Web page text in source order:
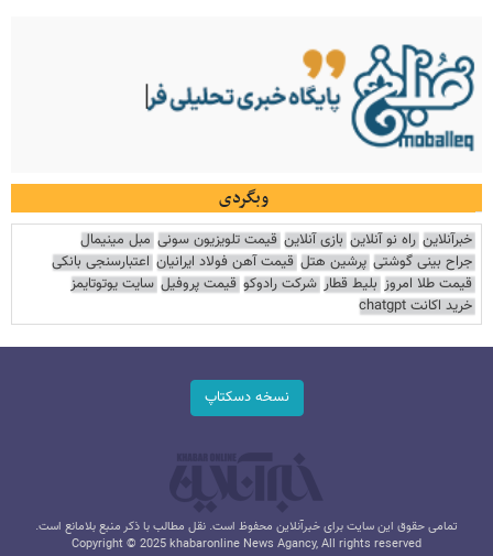
وبگردی
خبرآنلاین راه نو آنلاین بازی آنلاین قیمت تلویزیون سونی مبل مینیمال
جراح بینی گوشتی پرشین هتل قیمت آهن فولاد ایرانیان اعتبارسنجی بانکی
قیمت طلا امروز بلیط قطار شرکت رادوکو قیمت پروفیل سایت یوتوتایمز
خرید اکانت chatgpt
نسخه دسکتاپ
تمامی حقوق این سایت برای خبرآنلاین محفوظ است. نقل مطالب با ذکر منبع بلامانع است.
Copyright © 2025 khabaronline News Agancy, All rights reserved